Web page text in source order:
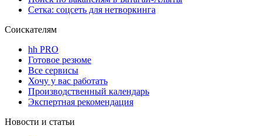
Сетка: соцсеть для нетворкинга
Соискателям
hh PRO
Готовое резюме
Все сервисы
Хочу у вас работать
Производственный календарь
Экспертная рекомендация
Новости и статьи